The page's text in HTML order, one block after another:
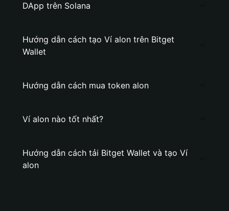
DApp trên Solana
Hướng dẫn cách tạo Ví alon trên Bitget
Wallet
Hướng dẫn cách mua token alon
Ví alon nào tốt nhất?
Hướng dẫn cách tải Bitget Wallet và tạo Ví
alon